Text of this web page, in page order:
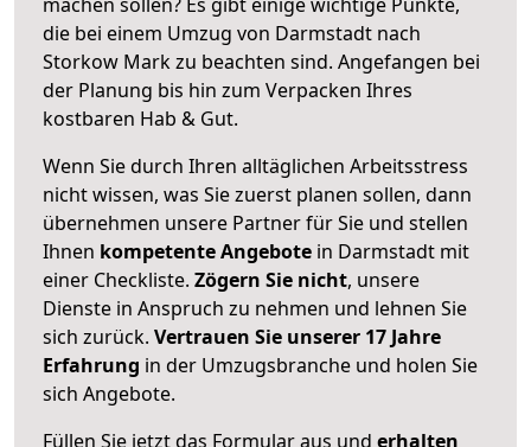
die bei einem Umzug von Darmstadt nach
Storkow Mark zu beachten sind. Angefangen bei
der Planung bis hin zum Verpacken Ihres
kostbaren Hab & Gut.
Wenn Sie durch Ihren alltäglichen Arbeitsstress
nicht wissen, was Sie zuerst planen sollen, dann
übernehmen unsere Partner für Sie und stellen
Ihnen kompetente Angebote in Darmstadt mit
einer Checkliste. Zögern Sie nicht, unsere
Dienste in Anspruch zu nehmen und lehnen Sie
sich zurück. Vertrauen Sie unserer 17 Jahre
Erfahrung in der Umzugsbranche und holen Sie
sich Angebote.
Füllen Sie jetzt das Formular aus und erhalten